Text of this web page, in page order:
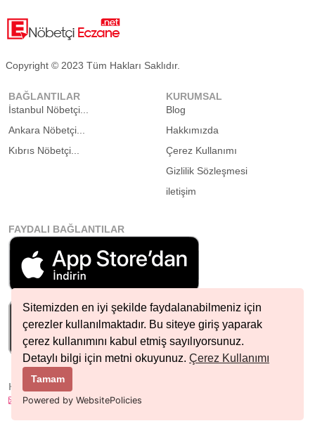
Sitemizden en iyi şekilde faydalanabilmeniz için
çerezler kullanılmaktadır. Bu siteye giriş yaparak
çerez kullanımını kabul etmiş sayılıyorsunuz.
Detaylı bilgi için metni okuyunuz. Çerez Kullanımı
Tamam
Powered by WebsitePolicies
Copyright © 2023 Tüm Hakları Saklıdır.
BAĞLANTILAR
İstanbul Nöbetçi...
Ankara Nöbetçi...
Kıbrıs Nöbetçi...
KURUMSAL
Blog
Hakkımızda
Çerez Kullanımı
Gizlilik Sözleşmesi
iletişim
FAYDALI BAĞLANTILAR
HIZLI İLETIŞIM
info@nobetcieczane.net